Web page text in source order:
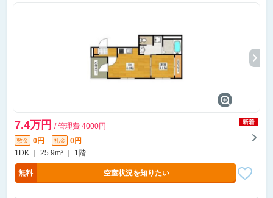
7.4万円 / 管理費 4000円
敷金 0円 礼金
0円
1DK ｜ 25.9m² ｜ 1階
無料 空室状況を知りたい